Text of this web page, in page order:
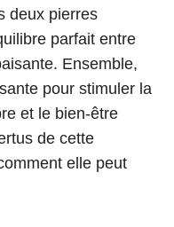
deux pierres
parfait entre
Ensemble,
pour stimuler la
et le bien-être
de cette
elle peut